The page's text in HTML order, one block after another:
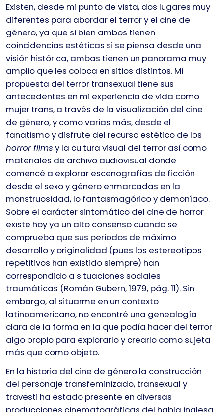
Existen, desde mi punto de vista, dos lugares muy
diferentes para abordar el terror y el cine de
género, ya que si bien ambos tienen
coincidencias estéticas si se piensa desde una
visión histórica, ambas tienen un panorama muy
amplio que les coloca en sitios distintos. Mi
propuesta del terror transexual tiene sus
antecedentes en mi experiencia de vida como
mujer trans, a través de la visualización del cine
de género, y como varias más, desde el
fanatismo y disfrute del recurso estético de los
horror films y la cultura visual del terror así como
materiales de archivo audiovisual donde
comencé a explorar escenografías de ficción
desde el sexo y género enmarcadas en la
monstruosidad, lo fantasmagórico y demoníaco.
Sobre el carácter sintomático del cine de horror
existe hoy ya un alto consenso cuando se
comprueba que sus periodos de máximo
desarrollo y originalidad (pues los estereotipos
repetitivos han existido siempre) han
correspondido a situaciones sociales
traumáticas (Román Gubern, 1979, pág. 11). Sin
embargo, al situarme en un contexto
latinoamericano, no encontré una genealogía
clara de la forma en la que podía hacer del terror
algo propio para explorarlo y crearlo como sujeta
más que como objeto.
En la historia del cine de género la construcción
del personaje transfeminizado, transexual y
travesti ha estado presente en diversas
producciones cinematográficas del habla inglesa